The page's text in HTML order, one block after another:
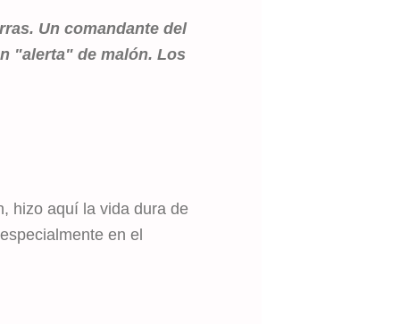
Un comandante del
"alerta" de malón. Los
hizo aquí la vida dura de
en el